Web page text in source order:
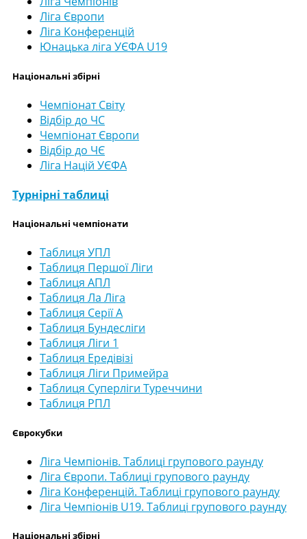
Ліга Європи
Ліга Конференцій
Юнацька ліга УЄФА U19
Національні збірні
Чемпіонат Світу
Відбір до ЧС
Чемпіонат Європи
Відбір до ЧЄ
Ліга Націй УЄФА
Турнірні таблиці
Національні чемпіонати
Таблиця УПЛ
Таблиця Першої Ліги
Таблиця АПЛ
Таблиця Ла Ліга
Таблиця Серії А
Таблиця Бундесліги
Таблиця Ліги 1
Таблиця Ередівізі
Таблиця Ліги Примейра
Таблиця Суперліги Туреччини
Таблиця РПЛ
Єврокубки
Ліга Чемпіонів. Таблиці групового раунду
Ліга Європи. Таблиці групового раунду
Ліга Конференцій. Таблиці групового раунду
Ліга Чемпіонів U19. Таблиці групового раунду
Національні збірні